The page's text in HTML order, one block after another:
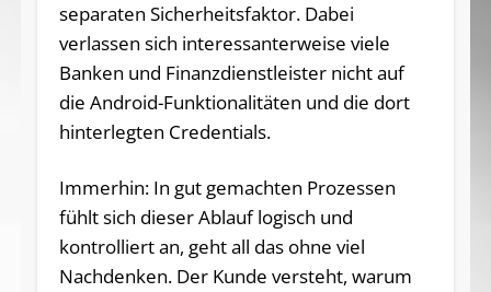
separaten Sicherheitsfaktor. Dabei
verlassen sich interessanterweise viele
Banken und Finanzdienstleister nicht auf
die Android-Funktionalitäten und die dort
hinterlegten Credentials.
Immerhin: In gut gemachten Prozessen
fühlt sich dieser Ablauf logisch und
kontrolliert an, geht all das ohne viel
Nachdenken. Der Kunde versteht, warum